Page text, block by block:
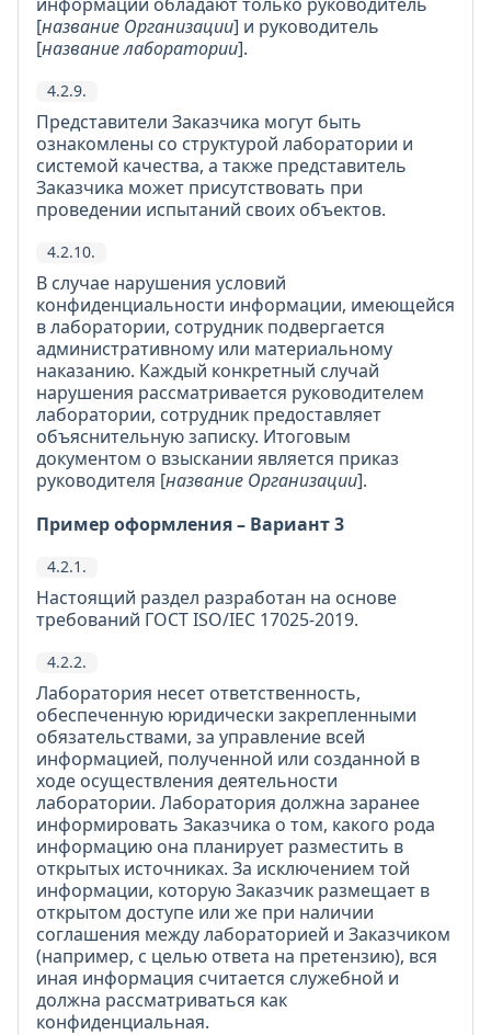
[название Организации] и руководитель
[название лаборатории].
4.2.9.
Представители Заказчика могут быть
ознакомлены со структурой лаборатории и
системой качества, а также представитель
Заказчика может присутствовать при
проведении испытаний своих объектов.
4.2.10.
В случае нарушения условий
конфиденциальности информации, имеющейся
в лаборатории, сотрудник подвергается
административному или материальному
наказанию. Каждый конкретный случай
нарушения рассматривается руководителем
лаборатории, сотрудник предоставляет
объяснительную записку. Итоговым
документом о взыскании является приказ
руководителя [название Организации].
Пример оформления – Вариант 3
4.2.1.
Настоящий раздел разработан на основе
требований ГОСТ ISO/IEC 17025-2019.
4.2.2.
Лаборатория несет ответственность,
обеспеченную юридически закрепленными
обязательствами, за управление всей
информацией, полученной или созданной в
ходе осуществления деятельности
лаборатории. Лаборатория должна заранее
информировать Заказчика о том, какого рода
информацию она планирует разместить в
открытых источниках. За исключением той
информации, которую Заказчик размещает в
открытом доступе или же при наличии
соглашения между лабораторией и Заказчиком
(например, с целью ответа на претензию), вся
иная информация считается служебной и
должна рассматриваться как
конфиденциальная.